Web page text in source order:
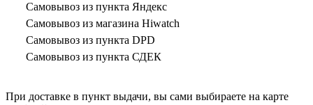
Самовывоз из пункта Яндекс
Самовывоз из магазина Hiwatch
Самовывоз из пункта DPD
Самовывоз из пункта СДЕК
При доставке в пункт выдачи, вы сами выбираете на карте